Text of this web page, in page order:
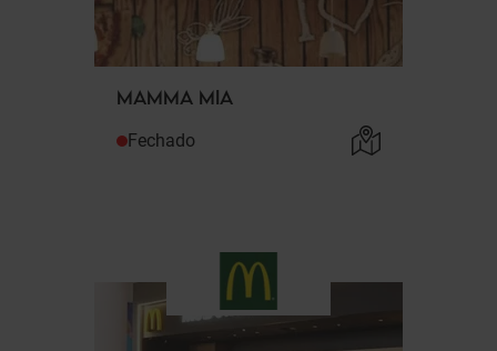
MAMMA MIA
Fechado